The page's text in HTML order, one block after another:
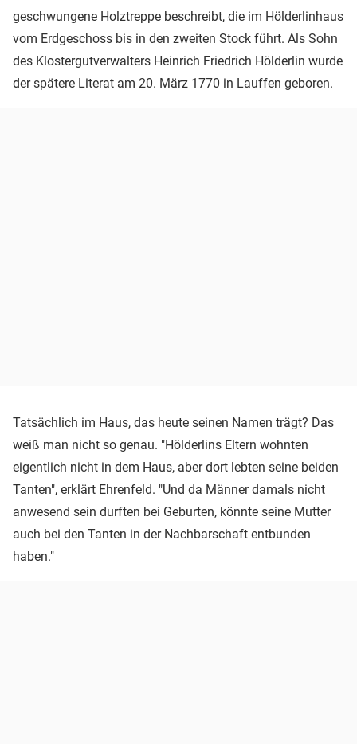
geschwungene Holztreppe beschreibt, die im Hölderlinhaus
vom Erdgeschoss bis in den zweiten Stock führt. Als Sohn
des Klostergutverwalters Heinrich Friedrich Hölderlin wurde
der spätere Literat am 20. März 1770 in Lauffen geboren.
Tatsächlich im Haus, das heute seinen Namen trägt? Das
weiß man nicht so genau. "Hölderlins Eltern wohnten
eigentlich nicht in dem Haus, aber dort lebten seine beiden
Tanten", erklärt Ehrenfeld. "Und da Männer damals nicht
anwesend sein durften bei Geburten, könnte seine Mutter
auch bei den Tanten in der Nachbarschaft entbunden
haben."